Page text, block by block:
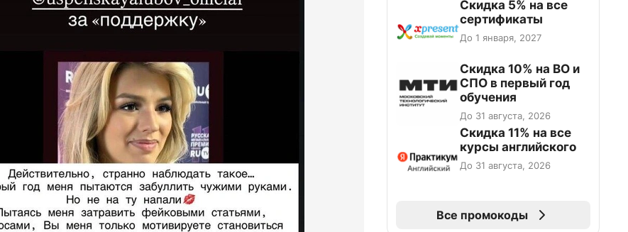
Скидка 5% на все
сертификаты
До 1 января, 2027
Скидка 10% на ВО и
СПО в первый год
обучения
До 31 августа, 2026
Скидка 11% на все
курсы английского
До 31 августа, 2026
Все промокоды